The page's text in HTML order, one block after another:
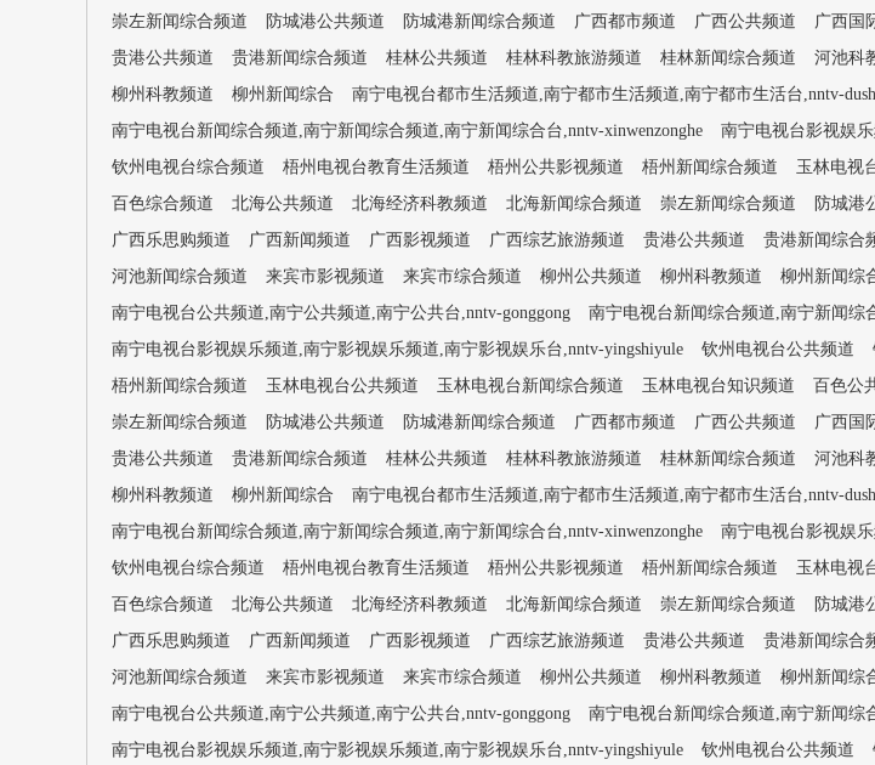
崇左新闻综合频道
防城港公共频道 防城港新闻综合频道 广西都市频道 广西公共频道 广西国
贵港公共频道
贵港新闻综合频道 桂林公共频道 桂林科教旅游频道 桂林新闻综合频道 河池科
柳州科教频道
柳州新闻综合 南宁电视台都市生活频道,南宁都市生活频道,南宁都市生活台,nntv-
南宁电视台新闻综合频道,南宁新闻综合频道,南宁新闻综合台,nntv-xinwenzonghe
南宁电视台影视娱
钦州电视台综合频道
梧州电视台教育生活频道 梧州公共影视频道 梧州新闻综合频道 玉林电视
百色综合频道
北海公共频道 北海经济科教频道 北海新闻综合频道 崇左新闻综合频道 防城港
广西乐思购频道
广西新闻频道 广西影视频道 广西综艺旅游频道 贵港公共频道 贵港新闻综合
河池新闻综合频道
来宾市影视频道 来宾市综合频道 柳州公共频道 柳州科教频道 柳州新闻综
南宁电视台公共频道,南宁公共频道,南宁公共台,nntv-gonggong
南宁电视台新闻综合频道,南宁新闻综
南宁电视台影视娱乐频道,南宁影视娱乐频道,南宁影视娱乐台,nntv-yingshiyule
钦州电视台公共频道
梧州新闻综合频道
玉林电视台公共频道 玉林电视台新闻综合频道 玉林电视台知识频道 百色公
崇左新闻综合频道
防城港公共频道 防城港新闻综合频道 广西都市频道 广西公共频道 广西国
贵港公共频道
贵港新闻综合频道 桂林公共频道 桂林科教旅游频道 桂林新闻综合频道 河池科
柳州科教频道
柳州新闻综合 南宁电视台都市生活频道,南宁都市生活频道,南宁都市生活台,nntv-
南宁电视台新闻综合频道,南宁新闻综合频道,南宁新闻综合台,nntv-xinwenzonghe
南宁电视台影视娱
钦州电视台综合频道
梧州电视台教育生活频道 梧州公共影视频道 梧州新闻综合频道 玉林电视
百色综合频道
北海公共频道 北海经济科教频道 北海新闻综合频道 崇左新闻综合频道 防城港
广西乐思购频道
广西新闻频道 广西影视频道 广西综艺旅游频道 贵港公共频道 贵港新闻综合
河池新闻综合频道
来宾市影视频道 来宾市综合频道 柳州公共频道 柳州科教频道 柳州新闻综
南宁电视台公共频道,南宁公共频道,南宁公共台,nntv-gonggong
南宁电视台新闻综合频道,南宁新闻综
南宁电视台影视娱乐频道,南宁影视娱乐频道,南宁影视娱乐台,nntv-yingshiyule
钦州电视台公共频道